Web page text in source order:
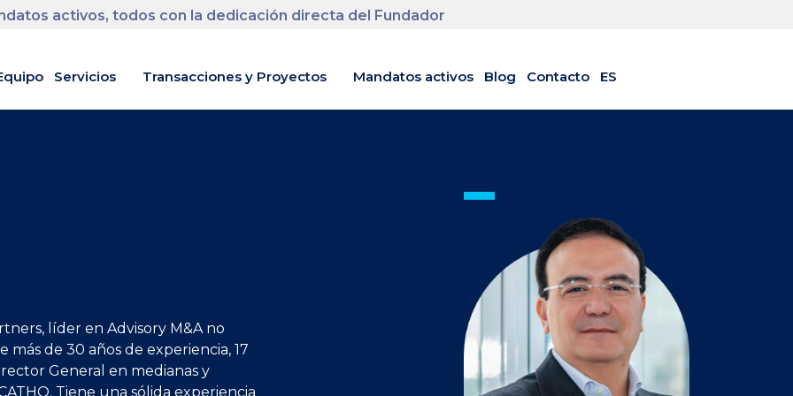
activos, todos con la dedicación directa del Fundador
Servicios Transacciones y Proyectos Mandatos activos Blog Contacto ES
líder en Advisory M&A no
de 30 años de experiencia, 17
General en medianas y
Tiene una sólida experiencia